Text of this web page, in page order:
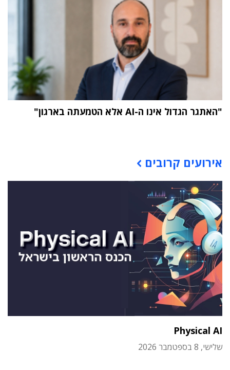
"האתגר הגדול אינו ה-AI אלא הטמעתה בארגון"
אירועים קרובים
Physical AI
שלישי, 8 בספטמבר 2026